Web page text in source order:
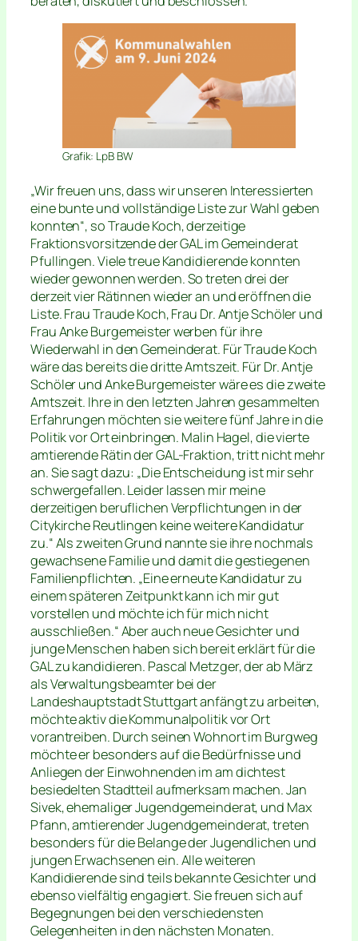
Grafik: LpB BW
„Wir freuen uns, dass wir unseren Interessierten
eine bunte und vollständige Liste zur Wahl geben
konnten“, so Traude Koch, derzeitige
Fraktionsvorsitzende der GAL im Gemeinderat
Pfullingen. Viele treue Kandidierende konnten
wieder gewonnen werden. So treten drei der
derzeit vier Rätinnen wieder an und eröffnen die
Liste. Frau Traude Koch, Frau Dr. Antje Schöler und
Frau Anke Burgemeister werben für ihre
Wiederwahl in den Gemeinderat. Für Traude Koch
wäre das bereits die dritte Amtszeit. Für Dr. Antje
Schöler und Anke Burgemeister wäre es die zweite
Amtszeit. Ihre in den letzten Jahren gesammelten
Erfahrungen möchten sie weitere fünf Jahre in die
Politik vor Ort einbringen. Malin Hagel, die vierte
amtierende Rätin der GAL-Fraktion, tritt nicht mehr
an. Sie sagt dazu: „Die Entscheidung ist mir sehr
schwergefallen. Leider lassen mir meine
derzeitigen beruflichen Verpflichtungen in der
Citykirche Reutlingen keine weitere Kandidatur
zu.“ Als zweiten Grund nannte sie ihre nochmals
gewachsene Familie und damit die gestiegenen
Familienpflichten. „Eine erneute Kandidatur zu
einem späteren Zeitpunkt kann ich mir gut
vorstellen und möchte ich für mich nicht
ausschließen.“ Aber auch neue Gesichter und
junge Menschen haben sich bereit erklärt für die
GAL zu kandidieren. Pascal Metzger, der ab März
als Verwaltungsbeamter bei der
Landeshauptstadt Stuttgart anfängt zu arbeiten,
möchte aktiv die Kommunalpolitik vor Ort
vorantreiben. Durch seinen Wohnort im Burgweg
möchte er besonders auf die Bedürfnisse und
Anliegen der Einwohnenden im am dichtest
besiedelten Stadtteil aufmerksam machen. Jan
Sivek, ehemaliger Jugendgemeinderat, und Max
Pfann, amtierender Jugendgemeinderat, treten
besonders für die Belange der Jugendlichen und
jungen Erwachsenen ein. Alle weiteren
Kandidierende sind teils bekannte Gesichter und
ebenso vielfältig engagiert. Sie freuen sich auf
Begegnungen bei den verschiedensten
Gelegenheiten in den nächsten Monaten.